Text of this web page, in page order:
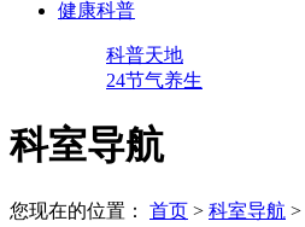
健康科普
科普天地
24节气养生
科室导航
您现在的位置： 首页 > 科室导航 >